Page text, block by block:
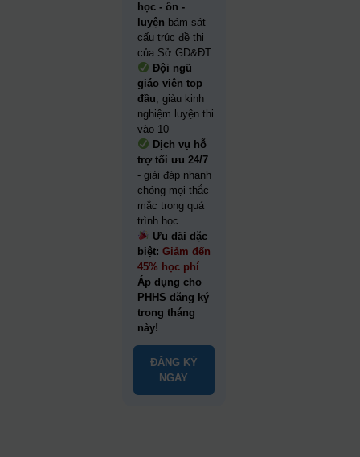
học - ôn -
luyện bám sát
cấu trúc đề thi
của Sở GD&ĐT
Đội ngũ
giáo viên top
đầu, giàu kinh
nghiệm luyện thi
vào 10
Dịch vụ hỗ
trợ tối ưu 24/7
- giải đáp nhanh
chóng mọi thắc
mắc trong quá
trình học
Ưu đãi đặc
biệt:Giảm đến
45% học phí
Áp dụng cho
PHHS đăng ký
trong tháng
này!
ĐĂNG KÝ
NGAY